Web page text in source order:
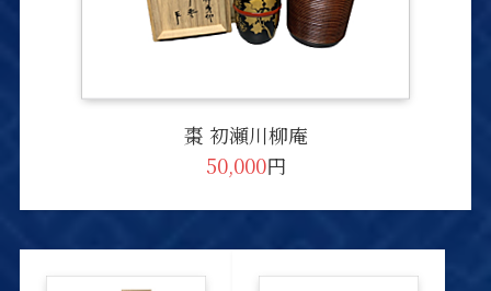
棗 初瀬川柳庵
50,000円